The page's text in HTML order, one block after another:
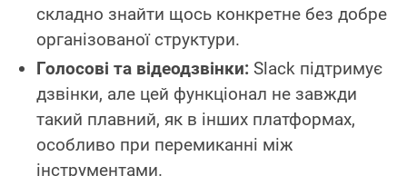
складно знайти щось конкретне без добре
організованої структури.
Голосові та відеодзвінки: Slack підтримує
дзвінки, але цей функціонал не завжди
такий плавний, як в інших платформах,
особливо при перемиканні між
інструментами.